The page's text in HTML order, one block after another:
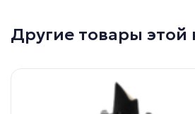
Другие товары этой